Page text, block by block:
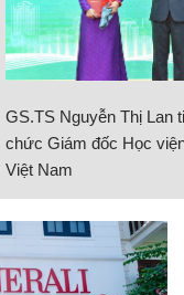
GS.TS Nguyễn Thị Lan
chức Giám đốc Học
Việt Nam